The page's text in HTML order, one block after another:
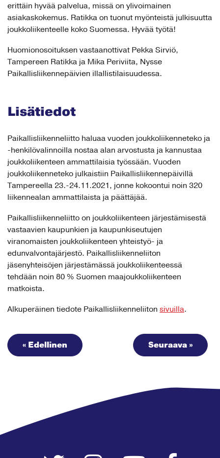
erittäin hyvää palvelua, missä on ylivoimainen
asiakaskokemus. Ratikka on tuonut myönteistä julkisuutta
joukkoliikenteelle koko Suomessa. Hyvää työtä!
Huomionosoituksen vastaanottivat Pekka Sirviö,
Tampereen Ratikka ja Mika Periviita, Nysse
Paikallisliikennepäivien illallistilaisuudessa.
Lisätiedot
Paikallisliikenneliitto haluaa vuoden joukkoliikenneteko ja
-henkilövalinnoilla nostaa alan arvostusta ja kannustaa
joukkoliikenteen ammattilaisia työssään. Vuoden
joukkoliikenneteko julkaistiin Paikallisliikennepäivillä
Tampereella 23.-24.11.2021, jonne kokoontui noin 320
liikennealan ammattilaista ja päättäjää.
Paikallisliikenneliitto on joukkoliikenteen järjestämisestä
vastaavien kaupunkien ja kaupunkiseutujen
viranomaisten joukkoliikenteen yhteistyö- ja
edunvalvontajärjestö. Paikallisliikenneliiton
jäsenyhteisöjen järjestämässä joukkoliikenteessä
tehdään noin 80 % Suomen maajoukkoliikenteen
matkoista.
Alkuperäinen tiedote Paikallisliikenneliiton sivuilla.
Seuraava »
« Edellinen